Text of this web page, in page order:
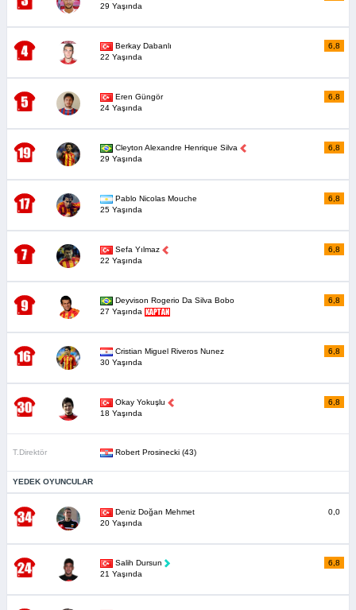
29 Yaşında
Berkay Dabanlı
22 Yaşında
6,8
Eren Güngör
24 Yaşında
6,8
Cleyton Alexandre Henrique Silva
29 Yaşında
6,8
Pablo Nicolas Mouche
25 Yaşında
6,8
Sefa Yılmaz
22 Yaşında
6,8
Deyvison Rogerio Da Silva Bobo
27 Yaşında
6,8
Cristian Miguel Riveros Nunez
30 Yaşında
6,8
Okay Yokuşlu
18 Yaşında
6,8
T.Direktör Robert Prosinecki (43)
YEDEK OYUNCULAR
Deniz Doğan Mehmet
20 Yaşında
0,0
Salih Dursun
21 Yaşında
6,8